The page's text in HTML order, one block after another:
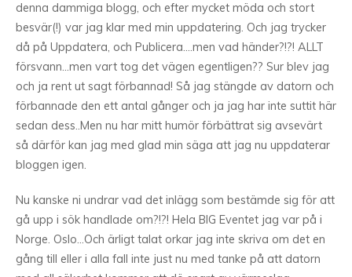
denna dammiga blogg, och efter mycket möda och stort
besvär(!) var jag klar med min uppdatering. Och jag trycker
då på Uppdatera, och Publicera….men vad händer?!?! ALLT
försvann…men vart tog det vägen egentligen?? Sur blev jag
och ja rent ut sagt förbannad! Så jag stängde av datorn och
förbannade den ett antal gånger och ja jag har inte suttit här
sedan dess..Men nu har mitt humör förbättrat sig avsevärt
så därför kan jag med glad min säga att jag nu uppdaterar
bloggen igen.
Nu kanske ni undrar vad det inlägg som bestämde sig för att
gå upp i sök handlade om?!?! Hela BIG Eventet jag var på i
Norge. Oslo…Och ärligt talat orkar jag inte skriva om det en
gång till eller i alla fall inte just nu med tanke på att datorn